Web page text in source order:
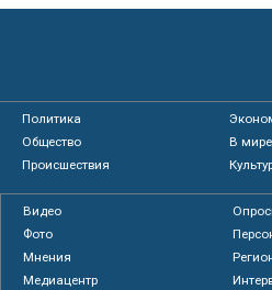
Политика
Общество
В мире
Происшествия
Видео
Фото
Мнения
Медиацентр